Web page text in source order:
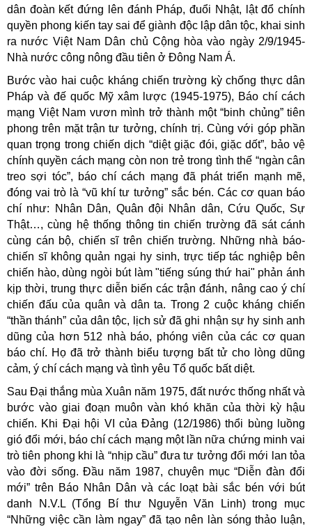
dân đoàn kết đứng lên đánh Pháp, đuổi Nhật, lật đổ chính
quyền phong kiến tay sai để giành độc lập dân tộc, khai sinh
ra nước Việt Nam Dân chủ Cộng hòa vào ngày 2/9/1945-
Nhà nước công nông đầu tiên ở Đông Nam Á.
Bước vào hai cuộc kháng chiến trường kỳ chống thực dân
Pháp và đế quốc Mỹ xâm lược (1945-1975), Báo chí cách
mạng Việt Nam vươn mình trở thành một “binh chủng” tiên
phong trên mặt trận tư tưởng, chính trị. Cùng với góp phần
quan trọng trong chiến dịch “diệt giặc đói, giặc dốt”, bảo vệ
chính quyền cách mạng còn non trẻ trong tình thế “ngàn cân
treo sợi tóc”, báo chí cách mạng đã phát triển mạnh mẽ,
đóng vai trò là “vũ khí tư tưởng” sắc bén. Các cơ quan báo
chí như: Nhân Dân, Quân đội Nhân dân, Cứu Quốc, Sự
Thật…, cùng hệ thống thông tin chiến trường đã sát cánh
cùng cán bộ, chiến sĩ trên chiến trường. Những nhà báo-
chiến sĩ không quản ngại hy sinh, trực tiếp tác nghiệp bên
chiến hào, dùng ngòi bút làm "tiếng súng thứ hai" phản ánh
kịp thời, trung thực diễn biến các trận đánh, nâng cao ý chí
chiến đấu của quân và dân ta. Trong 2 cuộc kháng chiến
“thần thánh” của dân tộc, lịch sử đã ghi nhận sự hy sinh anh
dũng của hơn 512 nhà báo, phóng viên của các cơ quan
báo chí. Họ đã trở thành biểu tượng bất tử cho lòng dũng
cảm, ý chí cách mạng và tình yêu Tổ quốc bất diệt.
Sau Đại thắng mùa Xuân năm 1975, đất nước thống nhất và
bước vào giai đoạn muôn vàn khó khăn của thời kỳ hậu
chiến. Khi Đại hội VI của Đảng (12/1986) thổi bùng luồng
gió đổi mới, báo chí cách mạng một lần nữa chứng minh vai
trò tiên phong khi là “nhịp cầu” đưa tư tưởng đổi mới lan tỏa
vào đời sống. Đầu năm 1987, chuyên mục “Diễn đàn đổi
mới” trên Báo Nhân Dân và các loạt bài sắc bén với bút
danh N.V.L (Tổng Bí thư Nguyễn Văn Linh) trong mục
“Những việc cần làm ngay” đã tạo nên làn sóng thảo luận,